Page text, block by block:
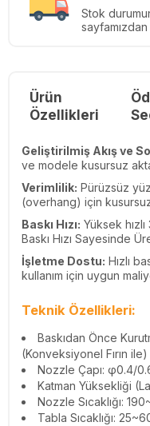
Stok
Ürün
Özellikleri
Geliştirilmiş Akış ve
ve modele kusursuz
Verimlilik: Pürüzsüz
(overhang) için
Baskı Hızı: Yüksek
Baskı Hızı Sayesinde
İşletme Dostu: Hızlı
kullanım için uygun
Teknik Özellikleri:
Baskıdan Önce
(Konveksiyonel Fırın ile)
Nozzle Çapı: φ0.4/
Katman Yüksekliği
Nozzle Sıcaklığı:
Tabla Sıcaklığı: